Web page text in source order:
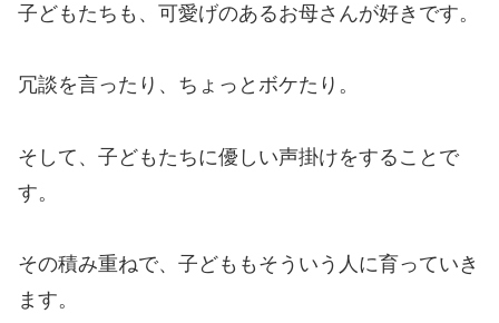
子どもたちも、可愛げのあるお母さんが好きです。
冗談を言ったり、ちょっとボケたり。
そして、子どもたちに優しい声掛けをすることで
す。
その積み重ねで、子どももそういう人に育っていき
ます。